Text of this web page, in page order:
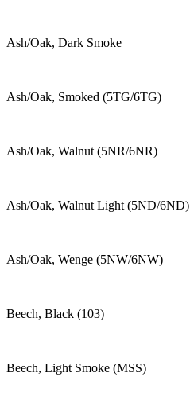
Ash/Oak, Dark Smoke
Ash/Oak, Smoked (5TG/6TG)
Ash/Oak, Walnut (5NR/6NR)
Ash/Oak, Walnut Light (5ND/6ND)
Ash/Oak, Wenge (5NW/6NW)
Beech, Black (103)
Beech, Light Smoke (MSS)